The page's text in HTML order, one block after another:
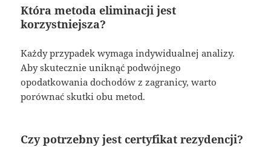
Która metoda eliminacji jest
korzystniejsza?
Każdy przypadek wymaga indywidualnej analizy.
Aby skutecznie uniknąć podwójnego
opodatkowania dochodów z zagranicy, warto
porównać skutki obu metod.
Czy potrzebny jest certyfikat rezydencji?